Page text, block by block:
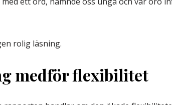
rolig läsning.
medför flexibilitet